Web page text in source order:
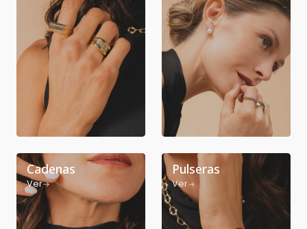
Cadenas
Ver
Pulseras
Ver